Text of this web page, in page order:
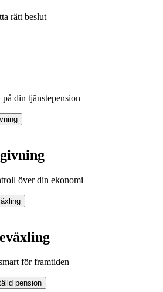
rätt beslut
din tjänstepension
över din ekonomi
för framtiden
pension